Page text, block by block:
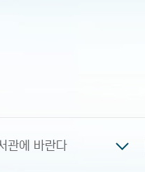
관에 바란다